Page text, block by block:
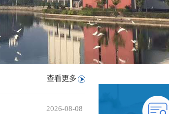
查看更多
2026-08-08